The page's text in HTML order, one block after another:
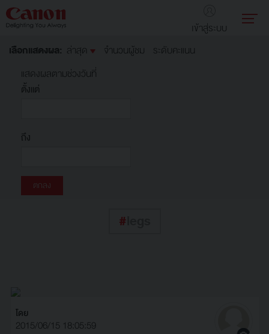
เข้าสู่ระบบ
เลือกแสดงผล: ล่าสุด จำนวนผู้ชม
ระดับคะแนน
แสดงผลตามช่วงวันที่
ตั้งแต่
ถึง
#
โดย
2015/06/15 18:05:59